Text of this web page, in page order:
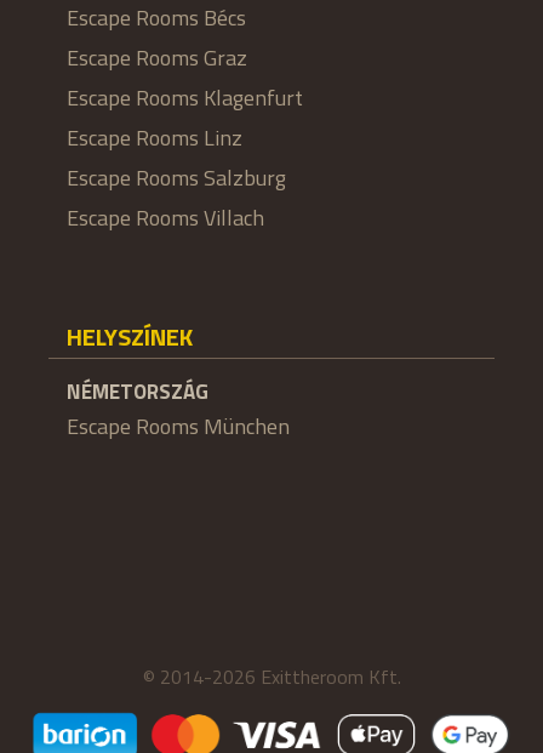
Escape Rooms Bécs
Escape Rooms Graz
Escape Rooms Klagenfurt
Escape Rooms Linz
Escape Rooms Salzburg
Escape Rooms Villach
HELYSZÍNEK
NÉMETORSZÁG
Escape Rooms München
© 2014-2026 Exittheroom Kft.